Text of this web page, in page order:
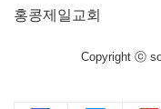
홍콩제일교회
Copyright ⓒ